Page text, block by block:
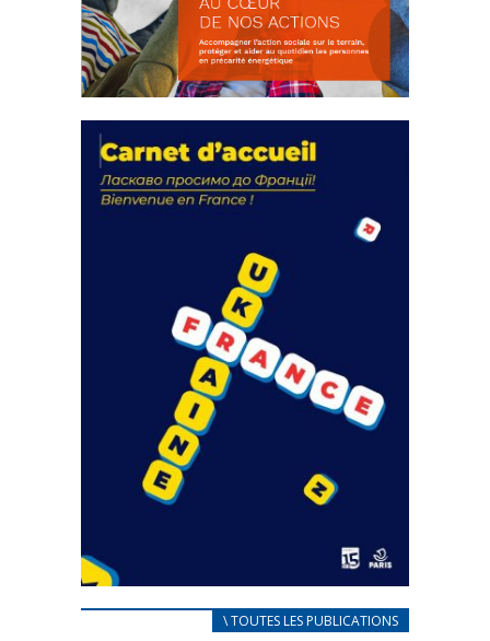
actions
18 septembre 2023
FEUILLETER
CARNET D’ACCUEIL\ TOUTES LES PUBLICATIONS